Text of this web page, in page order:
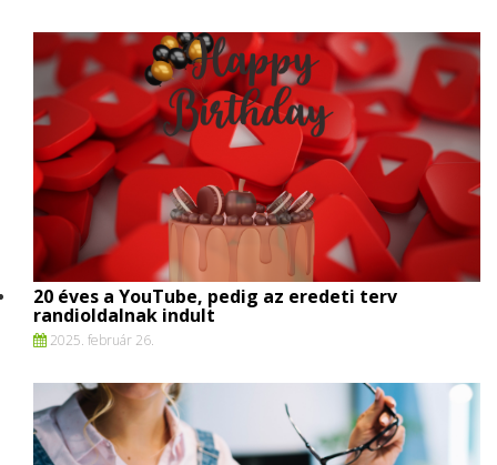
20 éves a YouTube, pedig az eredeti terv
randioldalnak indult
2025. február 26.